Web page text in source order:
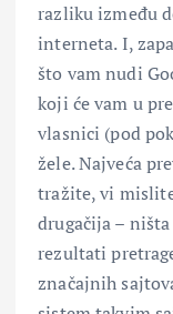
razliku između
interneta. I,
što vam nudi
koji će vam u
vlasnici (pod
žele. Najveća
tražite, vi
drugačija –
rezultati
značajnih